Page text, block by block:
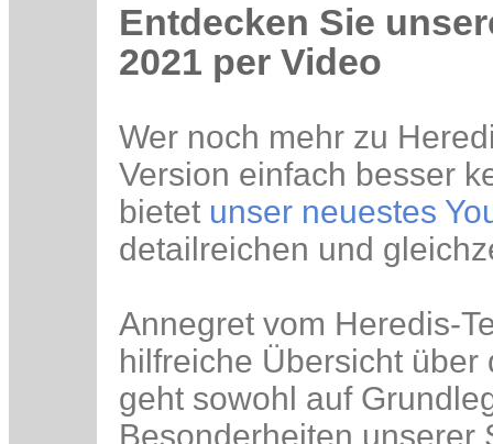
Entdecken Sie
2021 per Video
Wer noch mehr zu
Version einfach besser
bietet unser neuestes
detailreichen und
Annegret vom Heredis-
hilfreiche Übersicht
geht sowohl auf
Besonderheiten